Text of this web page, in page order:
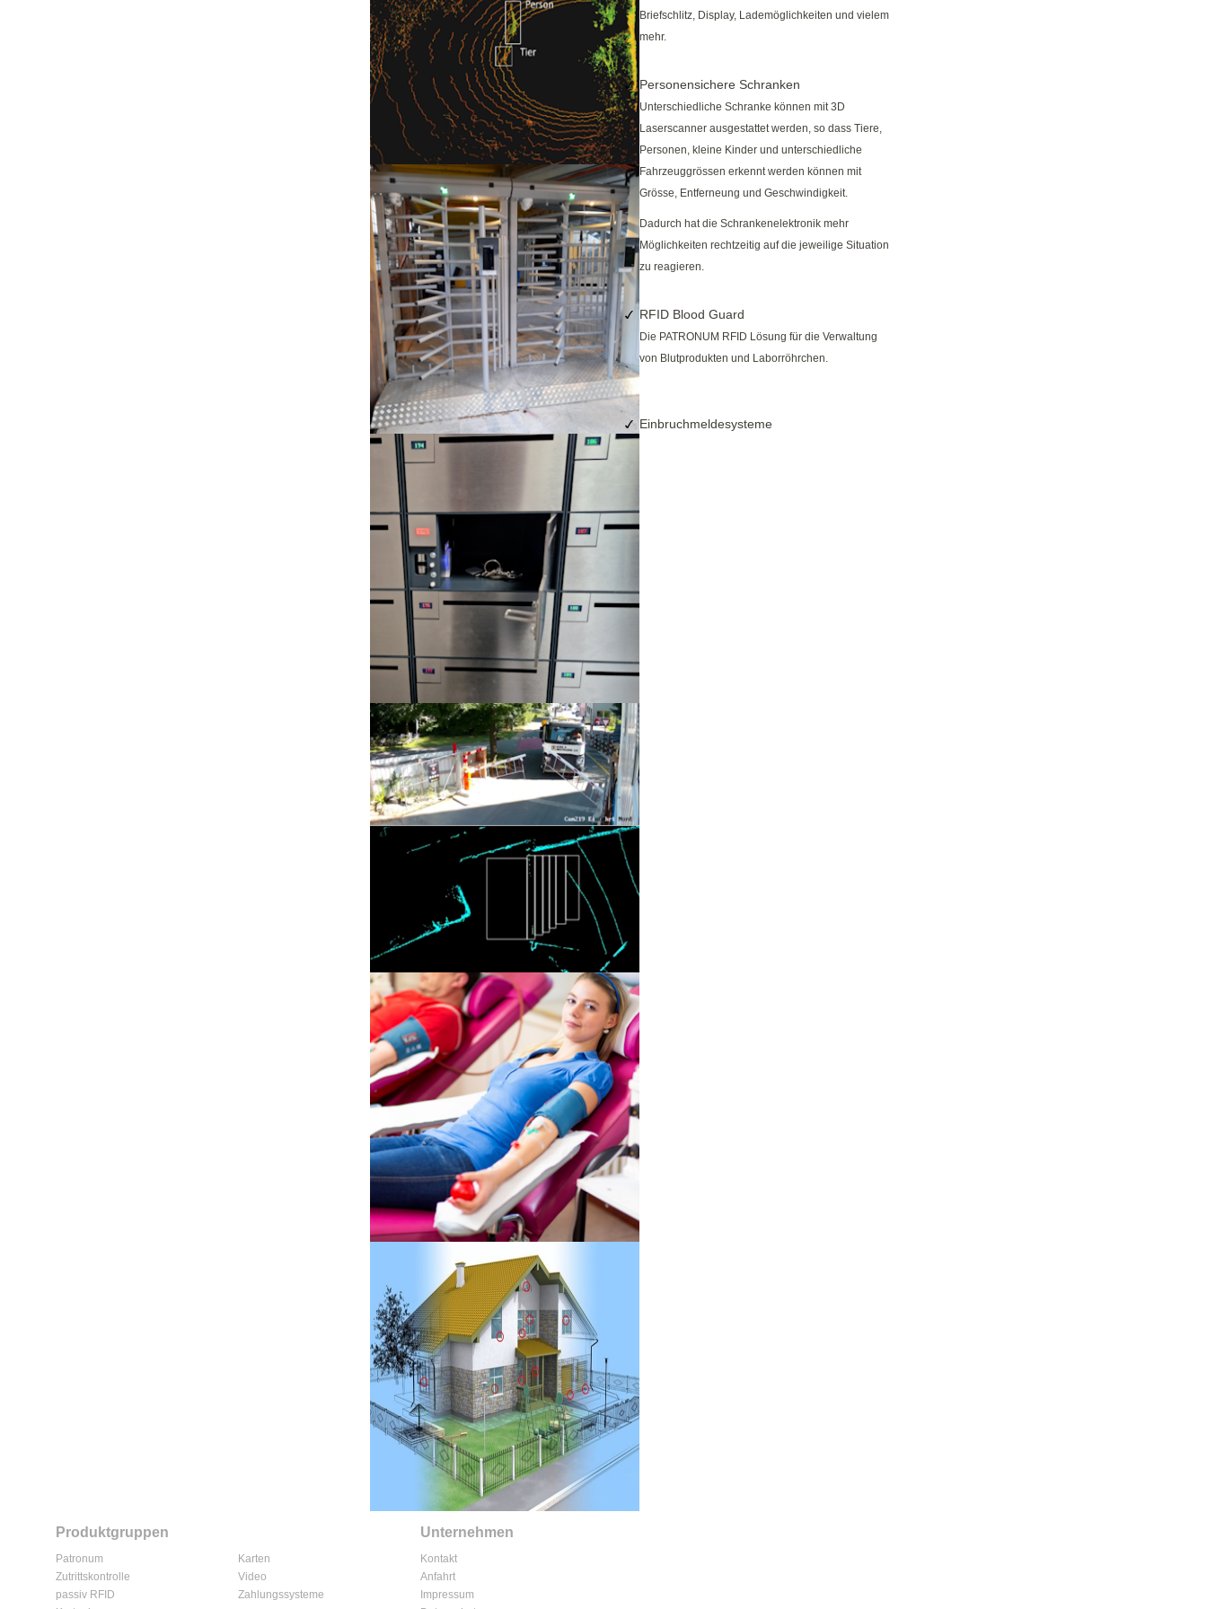
Briefschlitz, Display, Lademöglichkeiten und vielem
mehr.
Personensichere Schranken
Unterschiedliche Schranke können mit 3D
Laserscanner ausgestattet werden, so dass Tiere,
Personen, kleine Kinder und unterschiedliche
Fahrzeuggrössen erkennt werden können mit
Grösse, Entferneung und Geschwindigkeit.
Dadurch hat die Schrankenelektronik mehr
Möglichkeiten rechtzeitig auf die jeweilige Situation
zu reagieren.
RFID Blood Guard
Die PATRONUM RFID Lösung für die Verwaltung
von Blutprodukten und Laborröhrchen.
Einbruchmeldesysteme
Produktgruppen
Patronum
Zutrittskontrolle
passiv RFID
Karten
Video
Zahlungssysteme
Unternehmen
Kontakt
Anfahrt
Impressum